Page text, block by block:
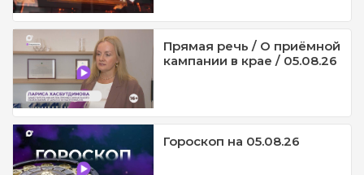
Прямая речь / О приёмной
кампании в крае / 05.08.26
Гороскоп на 05.08.26